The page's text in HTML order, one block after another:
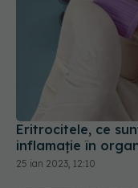
Eritrocitele, ce
inflamație în
25 ian 2023, 12:10